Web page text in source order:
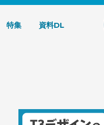
特集 資料DL